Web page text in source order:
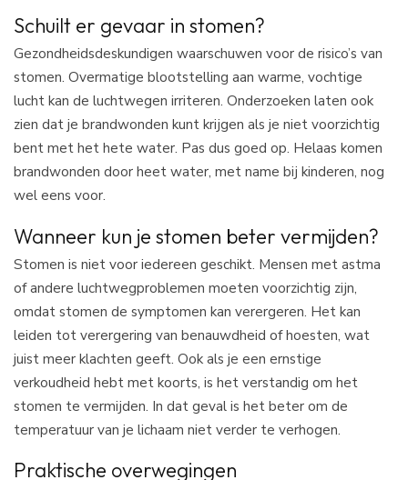
Schuilt er gevaar in stomen?
Gezondheidsdeskundigen waarschuwen voor de risico’s van
stomen. Overmatige blootstelling aan warme, vochtige
lucht kan de luchtwegen irriteren. Onderzoeken laten ook
zien dat je brandwonden kunt krijgen als je niet voorzichtig
bent met het hete water. Pas dus goed op. Helaas komen
brandwonden door heet water, met name bij kinderen, nog
wel eens voor.
Wanneer kun je stomen beter vermijden?
Stomen is niet voor iedereen geschikt. Mensen met astma
of andere luchtwegproblemen moeten voorzichtig zijn,
omdat stomen de symptomen kan verergeren. Het kan
leiden tot verergering van benauwdheid of hoesten, wat
juist meer klachten geeft. Ook als je een ernstige
verkoudheid hebt met koorts, is het verstandig om het
stomen te vermijden. In dat geval is het beter om de
temperatuur van je lichaam niet verder te verhogen.
Praktische overwegingen